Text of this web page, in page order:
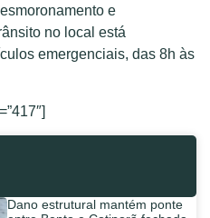
e
no local está
emergenciais, das 8h às
Dano estrutural mantém ponte